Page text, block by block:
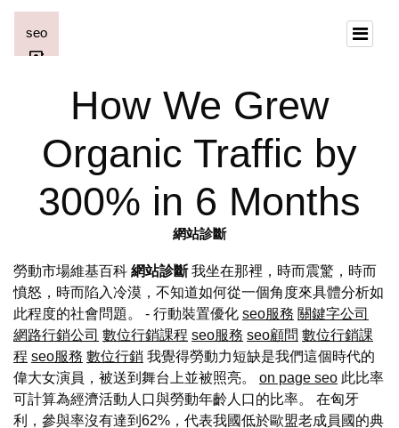
How We Grew
Organic Traffic by
300% in 6 Months
網站診斷
勞動市場維基百科 網站診斷我坐在那裡，時而震驚，時而
憤怒，時而陷入冷漠，不知道如何從一個角度來具體分析如
此程度的社會問題。 - 行動裝置優化 seo服務 關鍵字公司
網路行銷公司 數位行銷課程 seo服務 seo顧問 數位行銷課
程 seo服務 數位行銷 我覺得勞動力短缺是我們這個時代的
偉大女演員，被送到舞台上並被照亮。 on page seo 此比率
可計算為經濟活動人口與勞動年齡人口的比率。 在匈牙
利，參與率沒有達到62%，代表我國低於歐盟老成員國的典